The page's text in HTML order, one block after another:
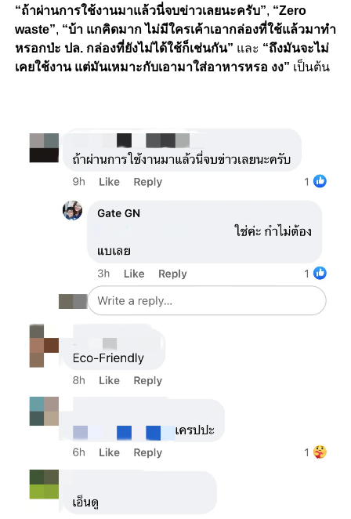
“ถ้าผ่านการใช้งานมาแล้วนี่จบข่าวเลยนะครับ”, “Zero
waste”, “บ้า แกคิดมาก ไม่มีใครเค้าเอากล่องที่ใช้แล้วมาทำ
หรอกป่ะ ปล. กล่องที่ยังไม่ได้ใช้ก็เช่นกัน” และ “ถึงมันจะไม่
เคยใช้งาน แต่มันเหมาะกับเอามาใส่อาหารหรอ งง” เป็นต้น